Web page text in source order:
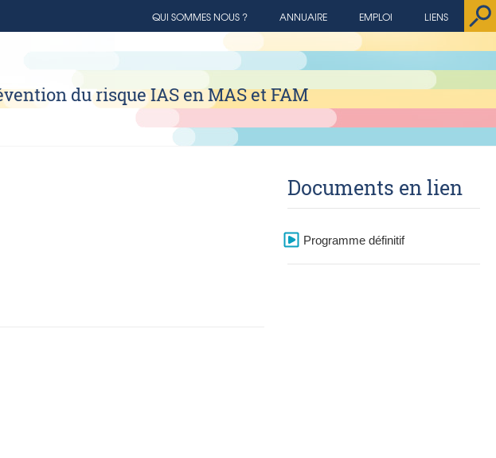
LIENS
EMPLOI
ANNUAIRE
QUI SOMMES NOUS ?
du risque IAS en MAS et FAM
Documents en lien
Programme définitif